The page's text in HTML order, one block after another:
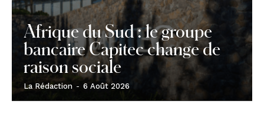
Afrique du Sud : le groupe
bancaire Capitec change de
raison sociale
La Rédaction - 6 Août 2026